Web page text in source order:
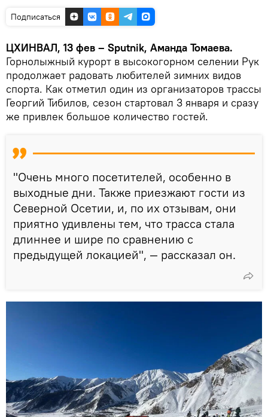
Подписаться
ЦХИНВАЛ, 13 фев – Sputnik, Аманда Томаева.
Горнолыжный курорт в высокогорном селении Рук
продолжает радовать любителей зимних видов
спорта. Как отметил один из организаторов трассы
Георгий Тибилов, сезон стартовал 3 января и сразу
же привлек большое количество гостей.
"Очень много посетителей, особенно в
выходные дни. Также приезжают гости из
Северной Осетии, и, по их отзывам, они
приятно удивлены тем, что трасса стала
длиннее и шире по сравнению с
предыдущей локацией", — рассказал он.